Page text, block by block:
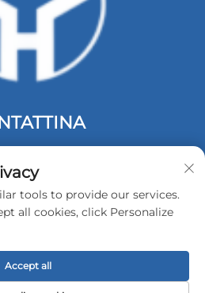
Ċina.
Hongyu Silicone Products
tools to provide our services.
all cookies, click Personalize
Accept all